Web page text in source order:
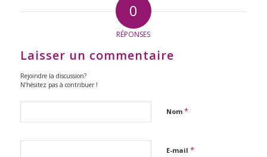
0
RÉPONSES
Laisser un commentaire
Rejoindre la discussion?
N’hésitez pas à contribuer !
Nom *
E-mail *